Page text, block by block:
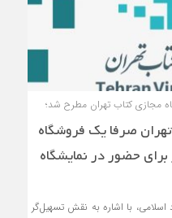
مجازی کتاب تهران مطرح شد؛
صرفا یک فروشگاه
۱۷۳۲ ناشر برای حضور در نمایشگاه
با اشاره به نقش تسهیل‌گر